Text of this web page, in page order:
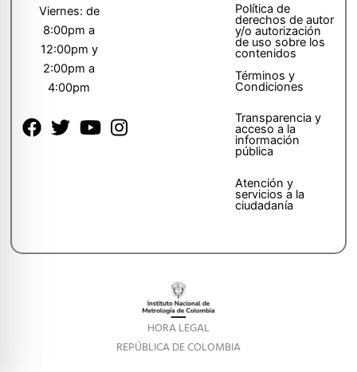
Viernes: de
8:00pm a
12:00pm y
2:00pm a
4:00pm
Política de
derechos de autor
y/o autorización
de uso sobre los
contenidos
Términos y
Condiciones
Transparencia y
acceso a la
información
pública
Atención y
servicios a la
ciudadanía
HORA LEGAL
REPÚBLICA DE COLOMBIA